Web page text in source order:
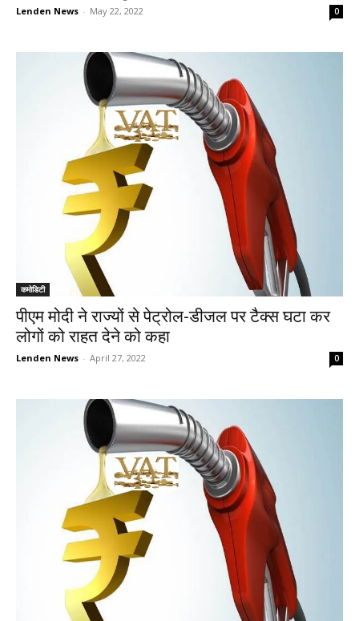
Lenden News - May 22, 2022 0
कमोडिटी
पीएम मोदी ने राज्यों से पेट्रोल-डीजल पर टैक्स घटा कर
लोगों को राहत देने को कहा
Lenden News - April 27, 2022 0